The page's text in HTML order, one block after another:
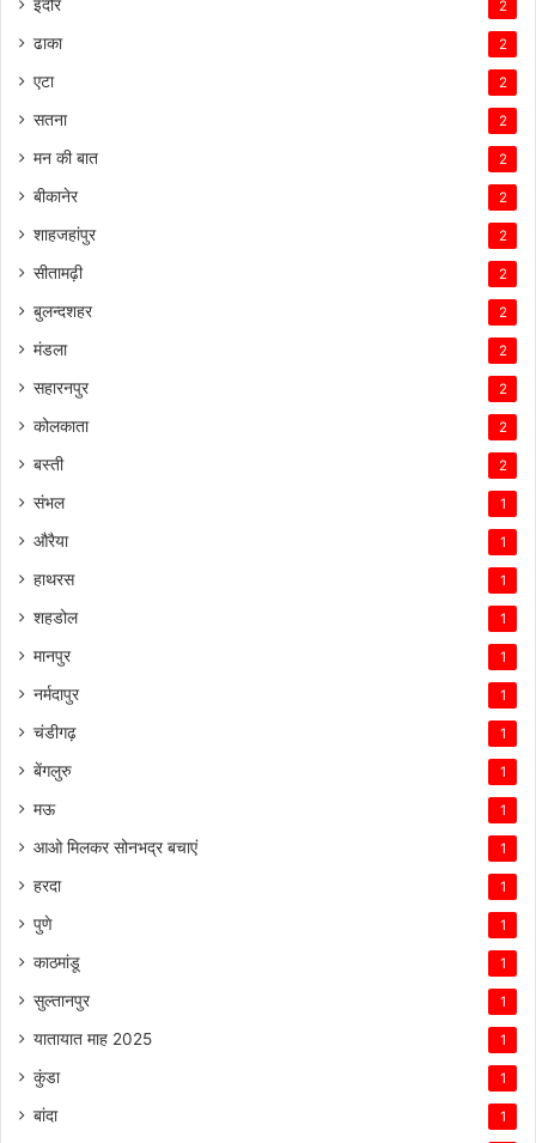
इंदौर 2
ढाका 2
एटा 2
सतना 2
मन की बात 2
बीकानेर 2
शाहजहांपुर 2
सीतामढ़ी 2
बुलन्दशहर 2
मंडला 2
सहारनपुर 2
कोलकाता 2
बस्ती 2
संभल 1
औरैया 1
हाथरस 1
शहडोल 1
मानपुर 1
नर्मदापुर 1
चंडीगढ़ 1
बेंगलुरु 1
मऊ 1
आओ मिलकर सोनभद्र बचाएं 1
हरदा 1
पुणे 1
काठमांडू 1
सुल्तानपुर 1
यातायात माह 2025 1
कुंडा 1
बांदा 1